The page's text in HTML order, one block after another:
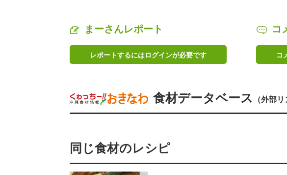
まーさんレポート
レポートするにはログインが必要です
コ
コ
食材データベース （外部リ
同じ食材のレシピ